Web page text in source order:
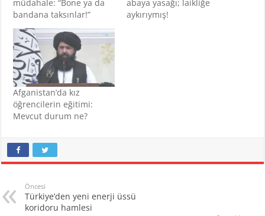
müdahale: “Bone ya da
bandana taksınlar!”
abaya yasağı; laikliğe
aykırıymış!
Afganistan’da kız
öğrencilerin eğitimi:
Mevcut durum ne?
Öncesi
Türkiye’den yeni enerji üssü
koridoru hamlesi